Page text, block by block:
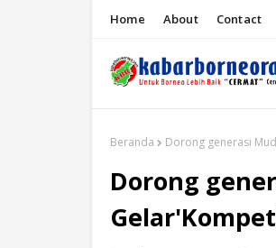
Home About Contact
Beranda Dorong generasi
Dorong